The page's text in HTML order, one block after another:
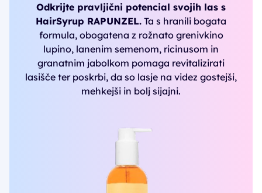
Odkrijte pravljični potencial svojih las s
HairSyrup RAPUNZEL. Ta s hranili bogata
formula, obogatena z rožnato grenivkino
lupino, lanenim semenom, ricinusom in
granatnim jabolkom pomaga revitalizirati
lasišče ter poskrbi, da so lasje na videz gostejši,
mehkejši in bolj sijajni.